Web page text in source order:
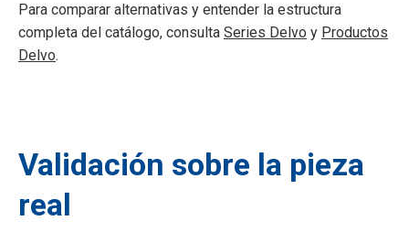
Para comparar alternativas y entender la estructura
completa del catálogo, consulta Series Delvo y Productos
Delvo.
Validación sobre la pieza
real